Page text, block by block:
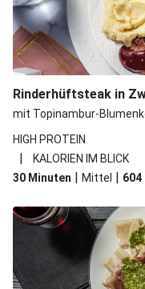
Rinderhüftsteak in
mit Topinambur-
HIGH PROTEIN
| KALORIEN IM BLICK
30 Minuten | Mittel | 604